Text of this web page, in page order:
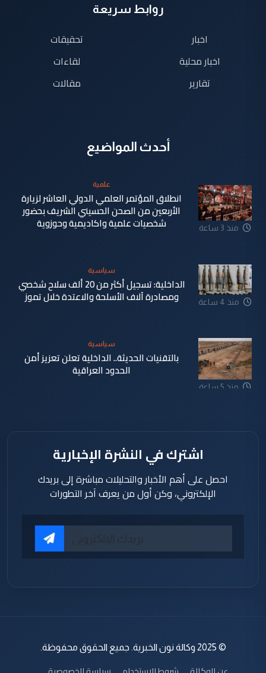
روابط سريعة
اخبار
اخبار محلية
تقارير
تحقيقات
لقاءات
مقالات
أحدث المواضيع
منذ 3 ساعة
علمية
انطلاق المؤتمر العلمي الدولي العاشر لزيارة
الأربعين من الصحن الحسيني الشريف بحضور
شخصيات علمية واكاديمية وحوزوية
منذ 4 ساعة
سياسية
الداخلية: تسجيل أكثر من 20 ألف سلاح شخصي
ومصادرة آلاف الأسلحة والاعتدة خلال تموز
منذ 5 ساعة
سياسية
بالتقنيات الحديثة.. الداخلية تعلن تعزيز أمن
الحدود العراقية
اشترك في النشرة الإخبارية
احصل على أهم الأخبار والتحليلات مباشرة إلى بريدك
الإلكتروني، وكن أول من يعرف آخر التطورات
© 2025 وكالة نون الخبرية. جميع الحقوق محفوظة.